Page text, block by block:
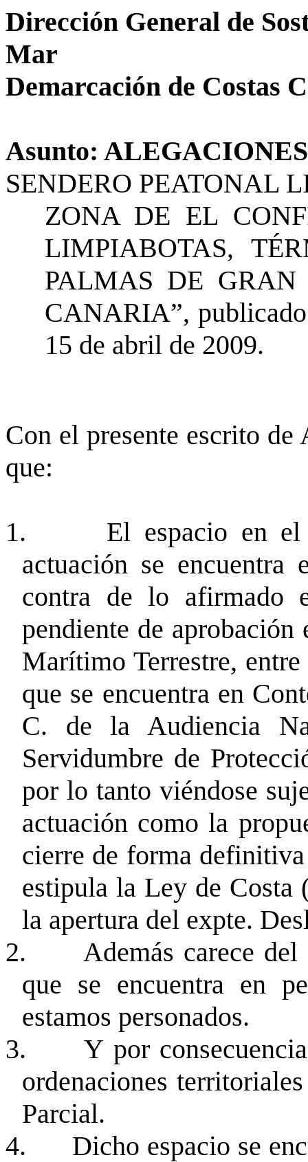
Dirección General de
Mar
Demarcación de Costas
Asunto: ALEGACIONES
SENDERO PEATONAL
ZONA DE EL
LIMPIABOTAS,
PALMAS DE
CANARIA”,
15 de abril de 2009.
Con el presente escrito
que:
1.
El espacio en
actuación se encuentra
contra de lo afirmado
pendiente de
Marítimo Terrestre,
que se encuentra en
C. de la Audiencia
Servidumbre de
por lo tanto viéndose
actuación como la
cierre de forma
estipula la Ley de Costa
la apertura del expte.
2.
Además carece
que se encuentra en
estamos personados.
3.
Y por
ordenaciones
Parcial.
4.
Dicho espacio se